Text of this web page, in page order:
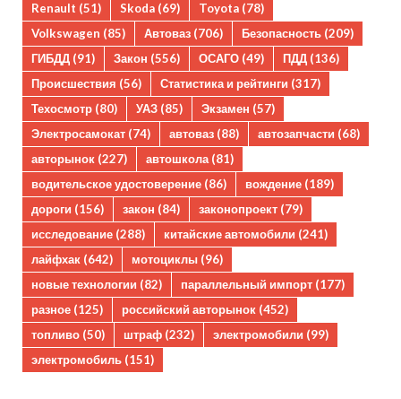
Renault (51) Skoda (69) Toyota (78)
Volkswagen (85) Автоваз (706) Безопасность (209)
ГИБДД (91) Закон (556) ОСАГО (49) ПДД (136)
Происшествия (56) Статистика и рейтинги (317)
Техосмотр (80) УАЗ (85) Экзамен (57)
Электросамокат (74) автоваз (88) автозапчасти (68)
авторынок (227) автошкола(81)
водительское удостоверение (86) вождение (189)
дороги (156) закон (84) законопроект (79)
исследование (288) китайские автомобили (241)
лайфхак (642) мотоциклы (96)
новые технологии (82) параллельный импорт (177)
разное (125) российский авторынок (452)
топливо (50) штраф (232) электромобили (99)
электромобиль (151)